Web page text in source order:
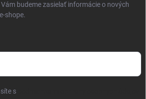
budeme zasielať informácie o nových
shope.
s